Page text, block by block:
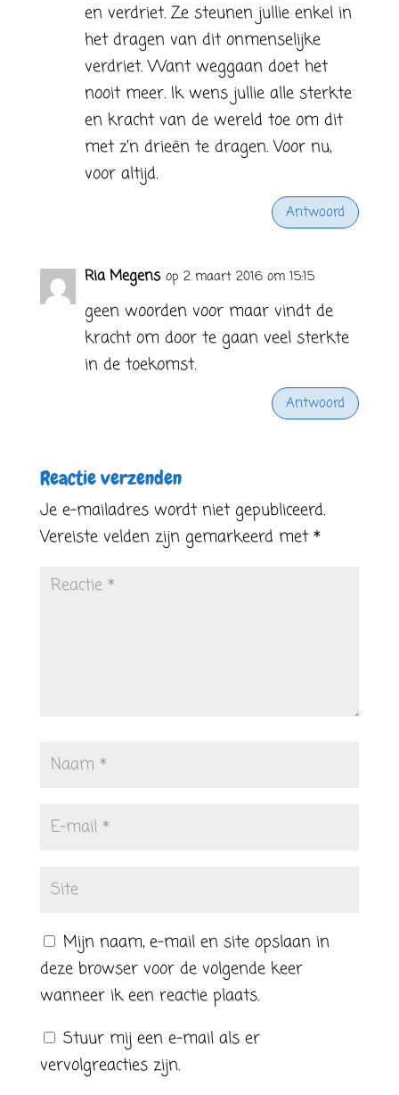
en verdriet. Ze steunen jullie enkel in
het dragen van dit onmenselijke
verdriet. Want weggaan doet het
nooit meer. Ik wens jullie alle sterkte
en kracht van de wereld toe om dit
met z’n drieën te dragen. Voor nu,
voor altijd.
Antwoord
Ria Megens op 2 maart 2016 om 15:15
geen woorden voor maar vindt de
kracht om door te gaan veel sterkte
in de toekomst.
Antwoord
Reactie verzenden
Je e-mailadres wordt niet gepubliceerd.
Vereiste velden zijn gemarkeerd met*
Mijn naam, e-mail en site opslaan in
deze browser voor de volgende keer
wanneer ik een reactie plaats.
Stuur mij een e-mail als er
vervolgreacties zijn.